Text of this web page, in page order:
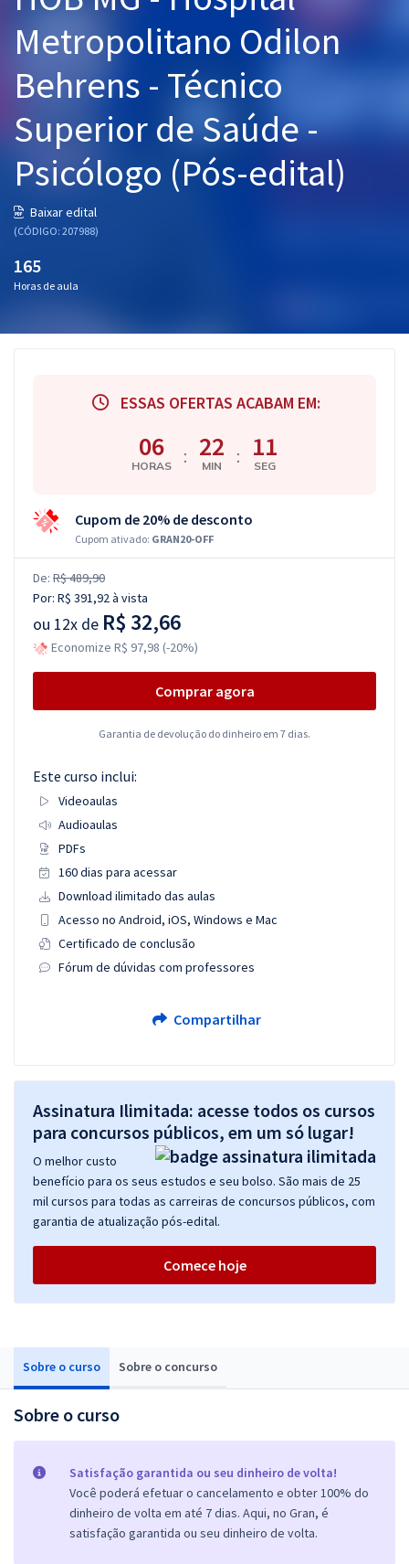
Graduação
Mentorias
Questões grátis
Conteúdo gratuito
Blog
Metropolitano Odilon
Behrens - Técnico
Superior de Saúde -
Psicólogo (Pós-edital)
Baixar edital
(CÓDIGO: 207988)
165
Horas de aula
Sobre o curso Sobre o concurso
Sobre o curso
Satisfação garantida ou seu dinheiro de volta!
Você poderá efetuar o cancelamento e obter 100% do
dinheiro de volta em até 7 dias. Aqui, no Gran, é
satisfação garantida ou seu dinheiro de volta.
ESSAS OFERTAS ACABAM EM:
06
HORAS : 22
MIN : 10
SEG
Cupom de 20% de desconto
Cupom ativado: GRAN20-OFF
De: R$ 489,90
Por: R$ 391,92à vista
ou 12x de R$ 32,66
Economize R$ 97,98 (-20%)
Comprar agora
Garantia de devolução do dinheiro em 7 dias.
Este curso inclui:
Videoaulas
Audioaulas
PDFs
160 dias para acessar
Download ilimitado das aulas
Acesso no Android, iOS, Windows e Mac
Certificado de conclusão
Fórum de dúvidas com professores
Compartilhar
Assinatura Ilimitada: acesse todos os cursos
para concursos públicos, em um só lugar!
O melhor custo
benefício para os seus estudos e seu bolso. São mais de 25
mil cursos para todas as carreiras de concursos públicos, com
garantia de atualização pós-edital.
Comece hoje